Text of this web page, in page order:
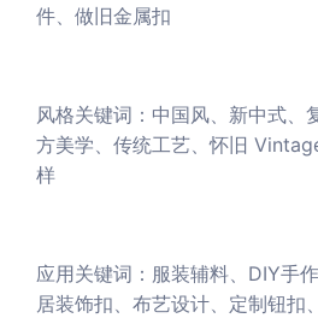
件、做旧金属扣
风格关键词：中国风、新中式、
方美学、传统工艺、怀旧
样
应用关键词：服装辅料、DIY手
居装饰扣、布艺设计、定制钮扣